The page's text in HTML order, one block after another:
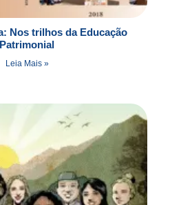
Nos trilhos da Educação
Patrimonial
Leia Mais »